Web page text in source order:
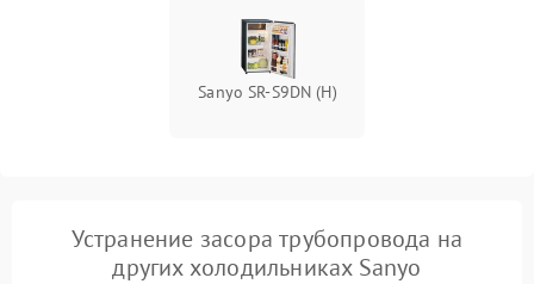
Sanyo SR-S9DN (H)
Устранение засора трубопровода на
других холодильниках Sanyo